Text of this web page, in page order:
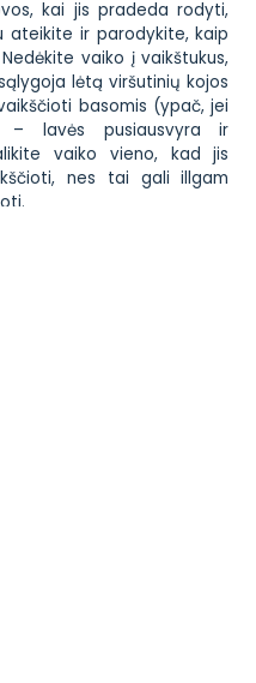
kai jis pradeda rodyti,
ir parodykite, kaip
vaiko į vaikštukus,
lėtą viršutinių kojos
basomis (ypač, jei
– lavės pusiausvyra ir
vaiko vieno, kad jis
nes tai gali illgam